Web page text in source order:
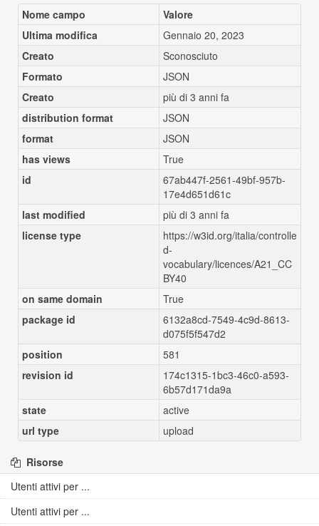
Nome campo
Valore
Ultima modifica
Gennaio 20, 2023
Creato
Sconosciuto
Formato
JSON
Creato
più di 3 anni fa
distribution format
JSON
format
JSON
has views
True
id
67ab447f-2561-49bf-957b-
17e4d651d61c
last modified
più di 3 anni fa
license type
https://w3id.org/italia/controlle
d-
vocabulary/licences/A21_CC
BY40
on same domain
True
package id
6132a8cd-7549-4c9d-8613-
d075f5f547d2
position
581
revision id
174c1315-1bc3-46c0-a593-
6b57d171da9a
state
active
url type
upload
Risorse
Utenti attivi per ...
Utenti attivi per ...